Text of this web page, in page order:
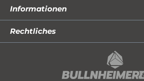
Informationen
Rechtliches